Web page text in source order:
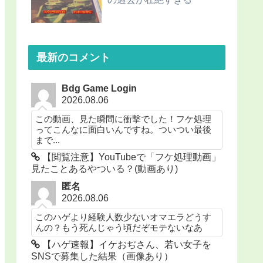
最新のコメント
Bdg Game Login
2026.08.06
この動画、見た瞬間に衝撃でした！フケ処理
ってこんなに面白いんですね。ついつい最後
まで...
【閲覧注意】YouTubeで「フケ処理動画」
見たことあるやついる？(動画あり)
匿名
2026.08.06
このハゲより経験人数少ないオマエラどうす
んの？もう死んじゃう頃だぞモテないなあ
【ハゲ速報】イケおぢさん、若い女子を
SNSで募集した結果（画像あり）